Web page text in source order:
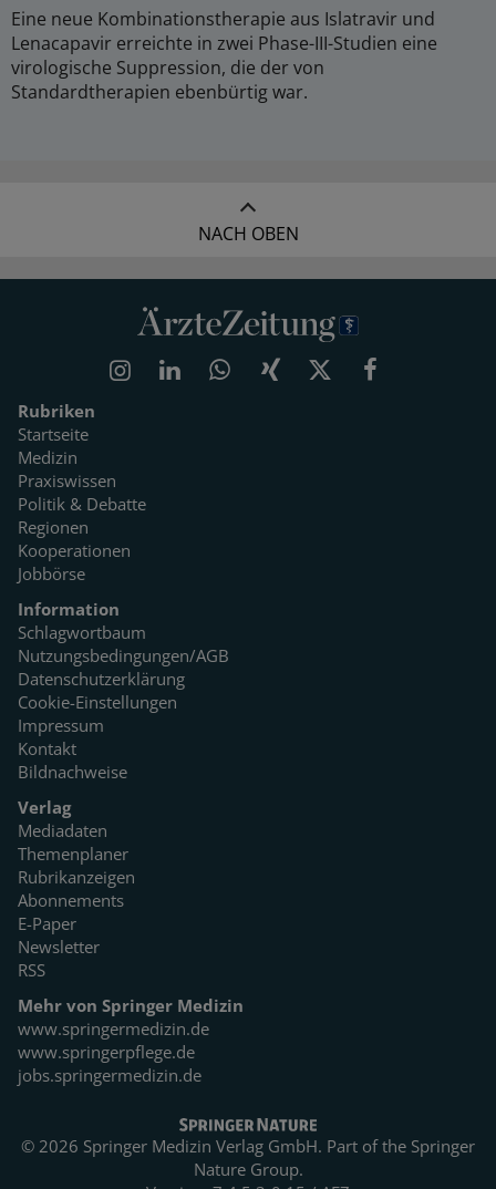
Eine neue Kombinationstherapie aus Islatravir und
Lenacapavir erreichte in zwei Phase-III-Studien eine
virologische Suppression, die der von
Standardtherapien ebenbürtig war.
NACH OBEN
Rubriken
Startseite
Medizin
Praxiswissen
Politik & Debatte
Regionen
Kooperationen
Jobbörse
Information
Schlagwortbaum
Nutzungsbedingungen/AGB
Datenschutzerklärung
Cookie-Einstellungen
Impressum
Kontakt
Bildnachweise
Verlag
Mediadaten
Themenplaner
Rubrikanzeigen
Abonnements
E-Paper
Newsletter
RSS
Mehr von Springer Medizin
www.springermedizin.de
www.springerpflege.de
jobs.springermedizin.de
© 2026 Springer Medizin Verlag GmbH. Part of the Springer
Nature Group.